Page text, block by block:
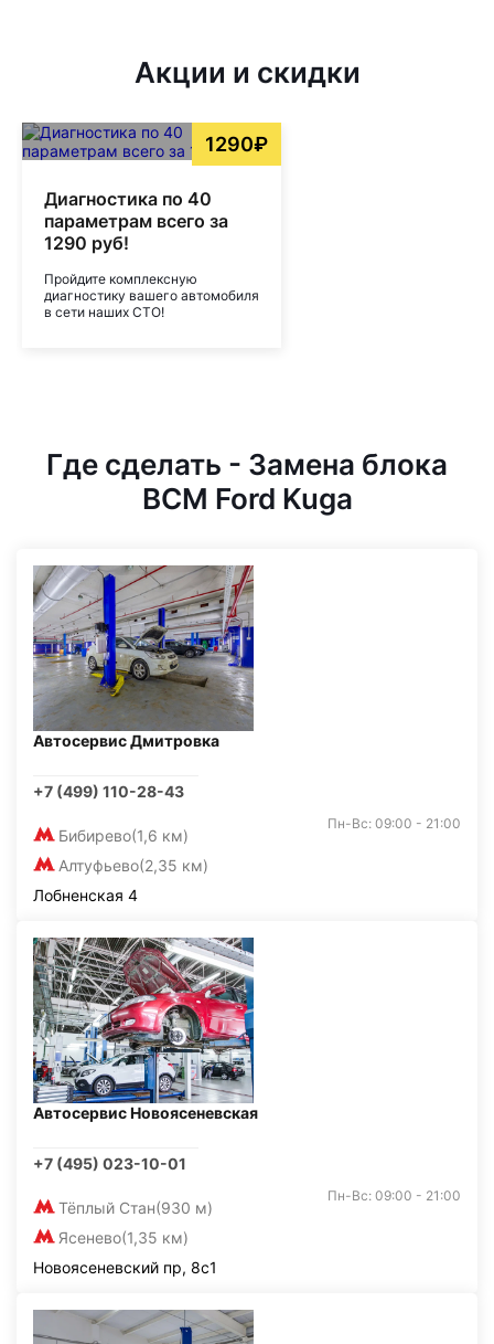
Акции и скидки
1290₽
Диагностика по 40
параметрам всего за
1290 руб!
Пройдите комплексную
диагностику вашего автомобиля
в сети наших СТО!
Где сделать - Замена блока
BCM Ford Kuga
Автосервис Дмитровка
+7 (499) 110-28-43
Бибирево(1,6 км)
Алтуфьево(2,35 км)
Пн-Вс: 09:00 - 21:00
Лобненская 4
Автосервис Новоясеневская
+7 (495) 023-10-01
Тёплый Стан(930 м)
Ясенево(1,35 км)
Пн-Вс: 09:00 - 21:00
Новоясеневский пр, 8с1